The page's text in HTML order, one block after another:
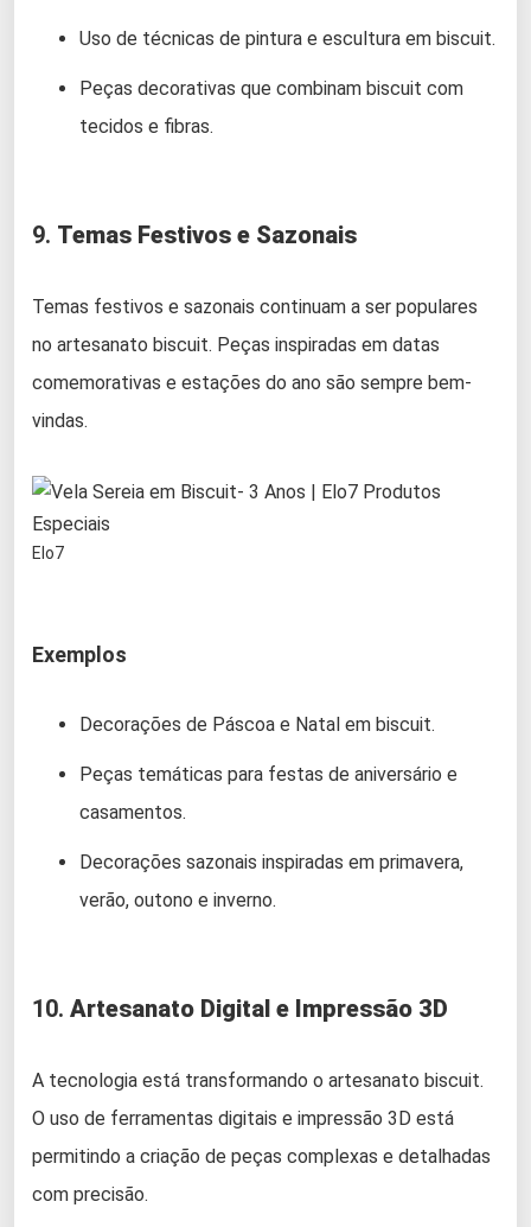
Uso de técnicas de pintura e escultura em biscuit.
Peças decorativas que combinam biscuit com
tecidos e fibras.
9. Temas Festivos e Sazonais
Temas festivos e sazonais continuam a ser populares
no artesanato biscuit. Peças inspiradas em datas
comemorativas e estações do ano são sempre bem-
vindas.
Elo7
Exemplos
Decorações de Páscoa e Natal em biscuit.
Peças temáticas para festas de aniversário e
casamentos.
Decorações sazonais inspiradas em primavera,
verão, outono e inverno.
10. Artesanato Digital e Impressão 3D
A tecnologia está transformando o artesanato biscuit.
O uso de ferramentas digitais e impressão 3D está
permitindo a criação de peças complexas e detalhadas
com precisão.